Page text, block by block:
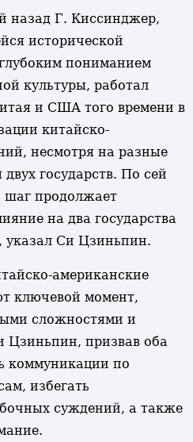
назад Г. Киссинджер,
исторической
пониманием
культуры, работал
и США того времени в
китайско-
несмотря на разные
государств. По сей
шаг продолжает
на два государства
указал Си Цзиньпин.
американские
ключевой момент,
сложностями и
Цзиньпин, призвав оба
коммуникации по
избегать
суждений, а также